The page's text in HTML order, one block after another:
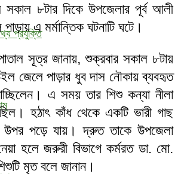
প্রযুক্তি
৮টার দিকে উপজেলার পূর্ব আলী
এ মর্মান্তিক ঘটনাটি ঘটে।
সূত্র জানায়, শুক্রবার সকাল ৮টায়
জেলে পাড়ার ধুব দাস নৌকায় ব্যবহৃত
এ সময় তার শিশু কন্যা নীলা
হঠাৎ কাঁধ থেকে একটি ভারী গাছ
উপর পড়ে যায়। দ্রুত তাকে উপজেলা
হলে জরুরী বিভাগে কর্মরত ডা. মো.
মৃত বলে জানান।